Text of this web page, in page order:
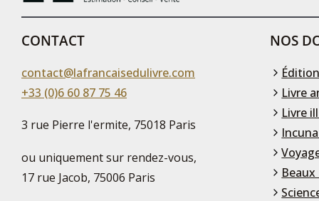
CONTACT
contact@lafrancaisedulivre.com
+33 (0)6 60 87 75 46
3 rue Pierre l'ermite, 75018 Paris
ou uniquement sur rendez-vous,
17 rue Jacob, 75006 Paris
NOS
Livre
Livre